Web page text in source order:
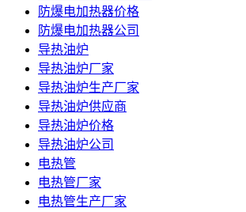
防爆电加热器价格
防爆电加热器公司
导热油炉
导热油炉厂家
导热油炉生产厂家
导热油炉供应商
导热油炉价格
导热油炉公司
电热管
电热管厂家
电热管生产厂家